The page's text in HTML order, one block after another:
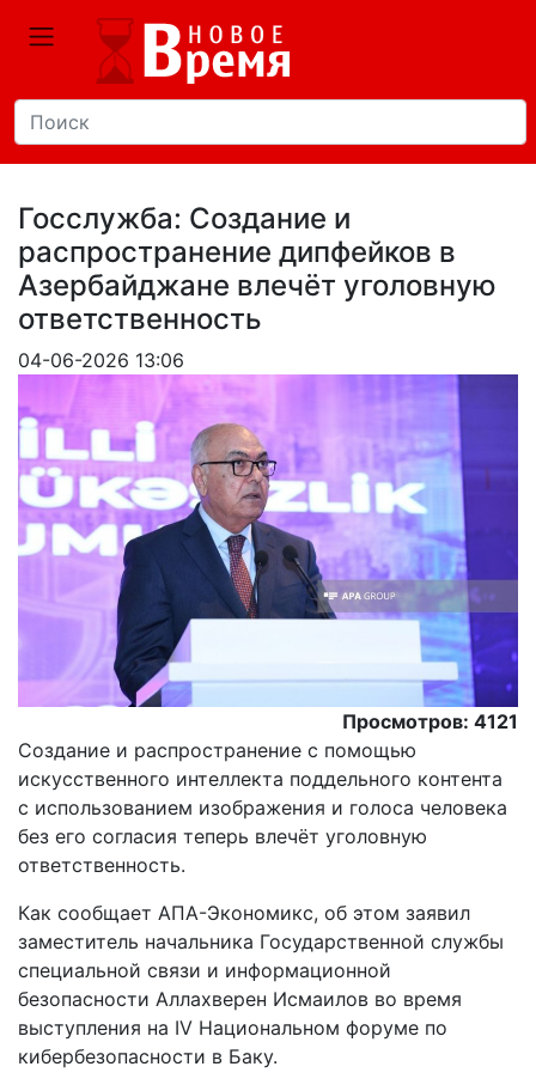
Госслужба: Создание и
распространение дипфейков в
Азербайджане влечёт уголовную
ответственность
04-06-2026 13:06
Просмотров: 4121
Создание и распространение с помощью
искусственного интеллекта поддельного контента
с использованием изображения и голоса человека
без его согласия теперь влечёт уголовную
ответственность.
Как сообщает АПА-Экономикс, об этом заявил
заместитель начальника Государственной службы
специальной связи и информационной
безопасности Аллахверен Исмаилов во время
выступления на IV Национальном форуме по
кибербезопасности в Баку.